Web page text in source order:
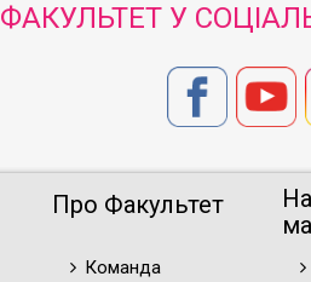
ФАКУЛЬТЕТ У
Про Факультет
Команда